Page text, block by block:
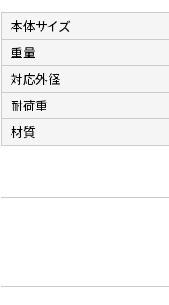
本体サイズ
重量
対応外径
耐荷重
材質